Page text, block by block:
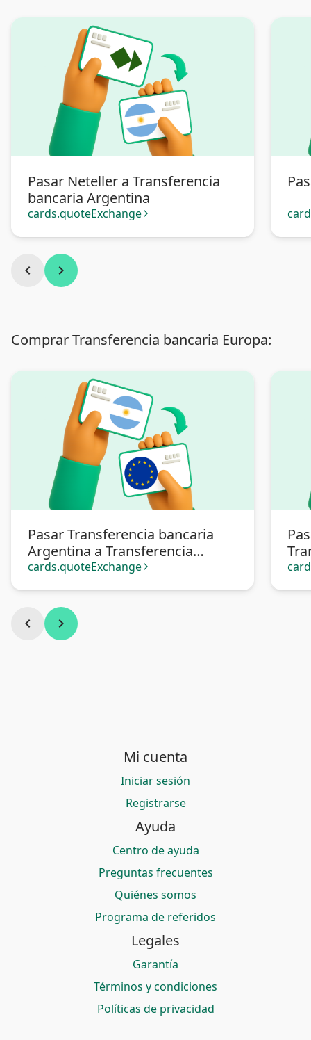
Pasar Neteller a Transferencia
bancaria Argentina
cards.quoteExchange arrow_forward_ios
chevron_left chevron_right
Comprar Transferencia bancaria Europa:
Pasar Transferencia bancaria
Argentina a Transferencia
bancaria Europa
cards.quoteExchange arrow_forward_ios
chevron_left chevron_right
Mi cuenta
Iniciar sesión
Registrarse
Ayuda
Centro de ayuda
Preguntas frecuentes
Quiénes somos
Programa de referidos
Legales
Garantía
Términos y condiciones
Políticas de privacidad